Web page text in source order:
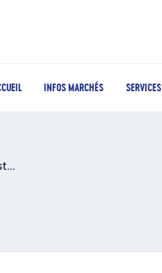
INFOS MARCHÉS SERVICES
Soriana renforce sa stratégie commerciale en plaçant les marques propres au cœur de son offre